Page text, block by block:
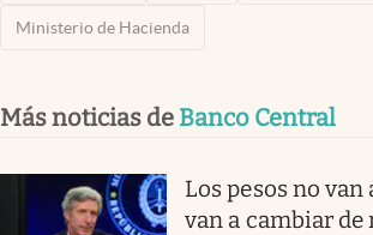
Ministerio de Hacienda
Más noticias de Banco Central
Los pesos no van
van a cambiar de